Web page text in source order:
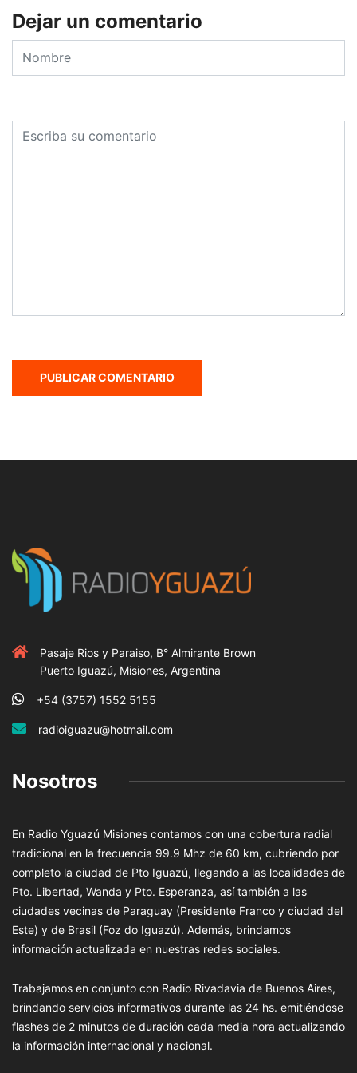
Dejar un comentario
Pasaje Rios y Paraiso, B° Almirante Brown
Puerto Iguazú, Misiones, Argentina
+54 (3757) 1552 5155
radioiguazu@hotmail.com
Nosotros
En Radio Yguazú Misiones contamos con una cobertura radial
tradicional en la frecuencia 99.9 Mhz de 60 km, cubriendo por
completo la ciudad de Pto Iguazú, llegando a las localidades de
Pto. Libertad, Wanda y Pto. Esperanza, así también a las
ciudades vecinas de Paraguay (Presidente Franco y ciudad del
Este) y de Brasil (Foz do Iguazú). Además, brindamos
información actualizada en nuestras redes sociales.
Trabajamos en conjunto con Radio Rivadavia de Buenos Aires,
brindando servicios informativos durante las 24 hs. emitiéndose
flashes de 2 minutos de duración cada media hora actualizando
la información internacional y nacional.